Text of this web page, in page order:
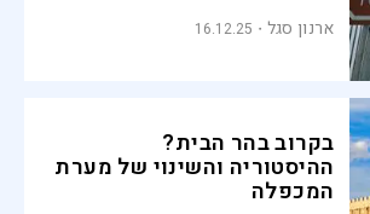
ארנון סגל 16.12.25
בקרוב בהר הבית?
ההיסטוריה והשינוי של מערת
המכפלה